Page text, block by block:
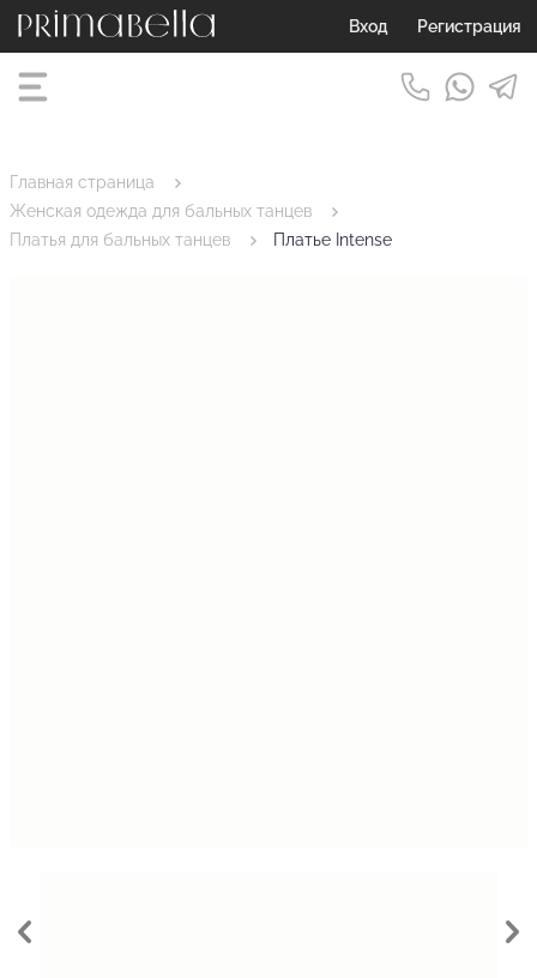
Вход Регистрация
Главная страница
Женская одежда для бальных танцев
Платья для бальных танцев
Платье Intense